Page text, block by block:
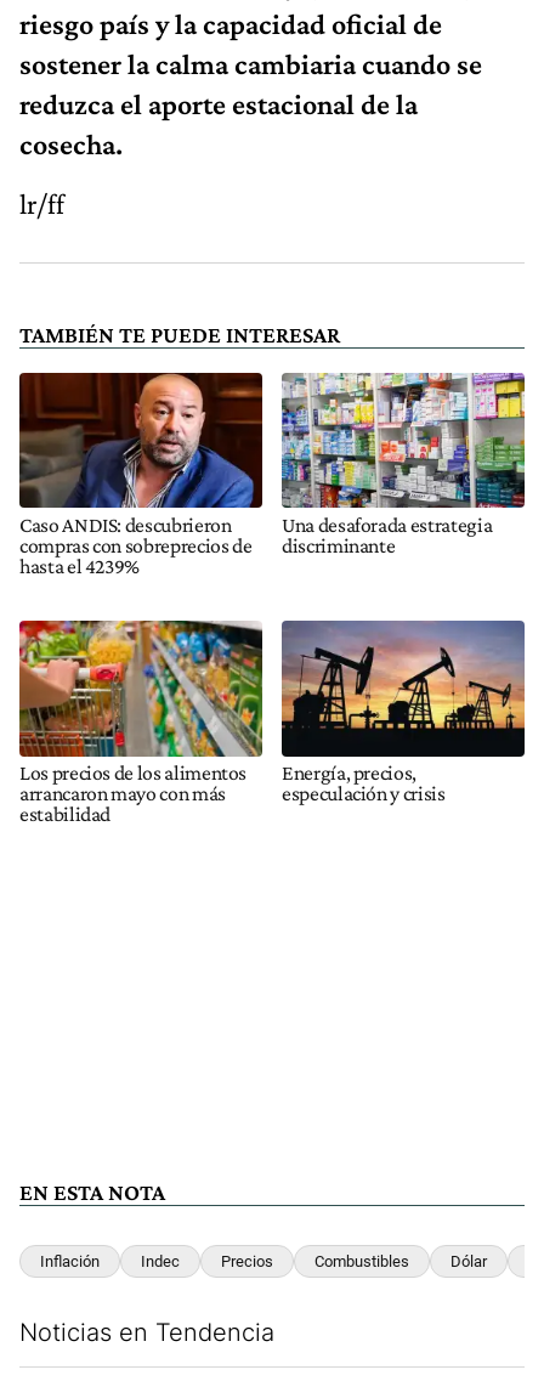
riesgo país y la capacidad oficial de
sostener la calma cambiaria cuando se
reduzca el aporte estacional de la
cosecha.
lr/ff
TAMBIÉN TE PUEDE INTERESAR
Caso ANDIS: descubrieron
compras con sobreprecios de
hasta el 4239%
Una desaforada estrategia
discriminante
Los precios de los alimentos
arrancaron mayo con más
estabilidad
Energía, precios,
especulación y crisis
EN ESTA NOTA
Inflación Indec Precios Combustibles Dólar
Noticias en Tendencia